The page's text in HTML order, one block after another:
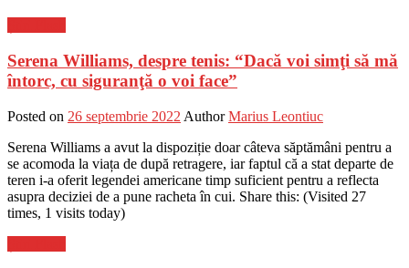
Serena Williams, despre tenis: “Dacă voi simţi să mă
întorc, cu siguranţă o voi face”
Posted on 26 septembrie 2022 Author Marius Leontiuc
Serena Williams a avut la dispoziție doar câteva săptămâni pentru a
se acomoda la viața de după retragere, iar faptul că a stat departe de
teren i-a oferit legendei americane timp suficient pentru a reflecta
asupra deciziei de a pune racheta în cui. Share this: (Visited 27
times, 1 visits today)